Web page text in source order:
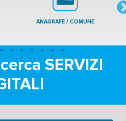
ANAGRAFE / COMUNE
SERVIZI